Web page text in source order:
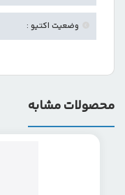
وضعیت اکتیو :
محصولات مشابه